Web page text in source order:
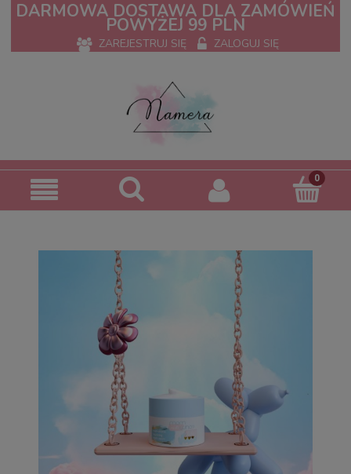
DARMOWA DOSTAWA DLA ZAMÓWIEŃ
POWYŻEJ 99 PLN
ZAREJESTRUJ SIĘ ZALOGUJ SIĘ